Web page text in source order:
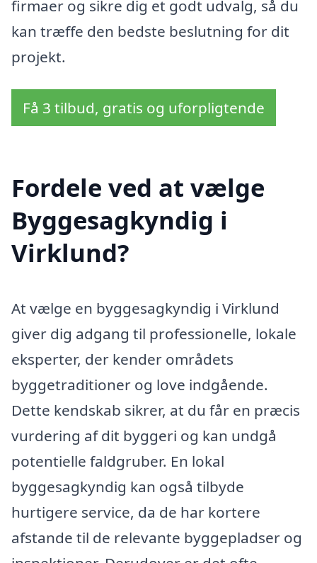
firmaer og sikre dig et godt udvalg, så du
kan træffe den bedste beslutning for dit
projekt.
Få 3 tilbud, gratis og uforpligtende
Fordele ved at vælge
Byggesagkyndig i
Virklund?
At vælge en byggesagkyndig i Virklund
giver dig adgang til professionelle, lokale
eksperter, der kender områdets
byggetraditioner og love indgående.
Dette kendskab sikrer, at du får en præcis
vurdering af dit byggeri og kan undgå
potentielle faldgruber. En lokal
byggesagkyndig kan også tilbyde
hurtigere service, da de har kortere
afstande til de relevante byggepladser og